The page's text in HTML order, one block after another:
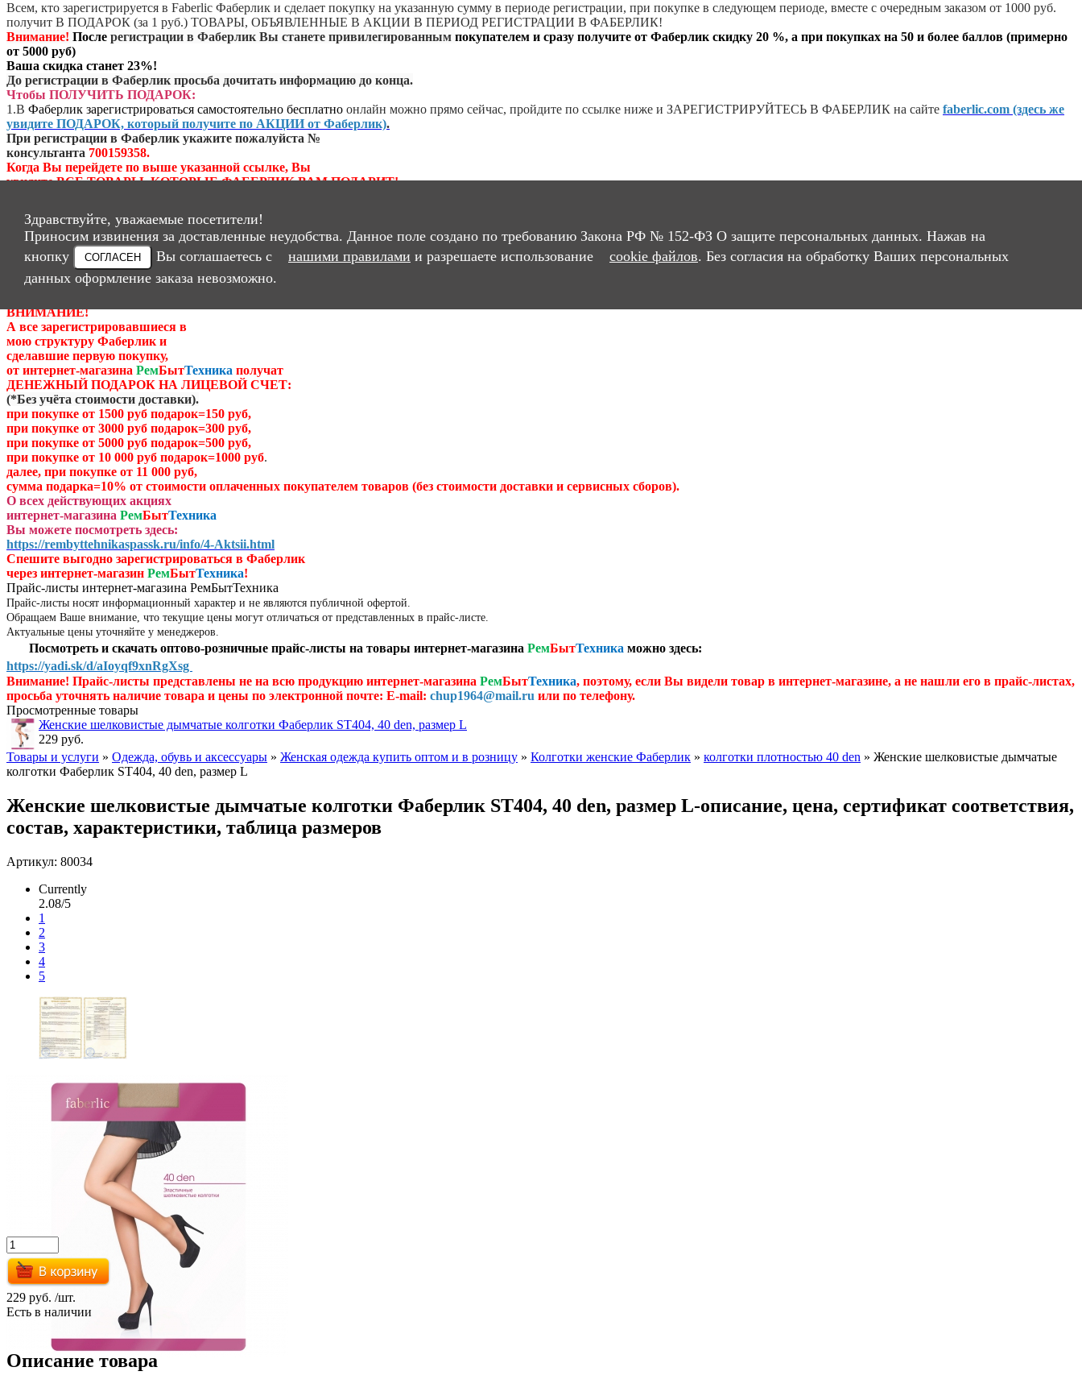
Всем, кто зарегистрируется в Faberlic Фаберлик и сделает покупку на указанную сумму в периоде регистрации, при покупке в следующем периоде, вместе с очередным заказом от 1000 руб.
получит В ПОДАРОК (за 1 руб.) ТОВАРЫ, ОБЪЯВЛЕННЫЕ В АКЦИИ В ПЕРИОД РЕГИСТРАЦИИ В ФАБЕРЛИК!
Внимание! После регистрации в Фаберлик Вы станете привилегированным покупателем и сразу получите от Фаберлик скидку 20 %, а при покупках на 50 и более баллов (примерно
от 5000 руб)
Ваша скидка станет 23%!
До регистрации в Фаберлик просьба дочитать информацию до конца.
Чтобы ПОЛУЧИТЬ ПОДАРОК:
1.В Фаберлик зарегистрироваться самостоятельно бесплатно онлайн можно прямо сейчас, пройдите по ссылке ниже и ЗАРЕГИСТРИРУЙТЕСЬ В ФАБЕРЛИК на сайте faberlic.com (здесь же
увидите ПОДАРОК, который получите по АКЦИИ от Фаберлик).
При регистрации в Фаберлик укажите пожалуйста №
консультанта 700159358.
Когда Вы перейдете по выше указанной ссылке, Вы
увидите ВСЕ ТОВАРЫ, КОТОРЫЕ ФАБЕРЛИК ВАМ ПОДАРИТ!
В течение указанного периода
на указанную сумму (в каждом периоде суммы разные) *. (
КАК ПРАВИЛО (но не всегда), ЕСЛИ СДЕЛАЕТЕ ПОКУПКУ
НА СУММУ ОТ 1000 РУБ В ТЕЧЕНИЕ 24 ЧАСОВ
С МОМЕНТА РЕГИСТРАЦИИ В ФАБЕРЛИК,
ФАБЕРЛИК ДАРИТ ДОПОЛНИТЕЛЬНЫЙ ПОДАРОК!
ВНИМАНИЕ!
А все зарегистрировавшиеся в
мою структуру Фаберлик и
сделавшие первую покупку,
от интернет-магазина РемБытТехника получат
ДЕНЕЖНЫЙ ПОДАРОК НА ЛИЦЕВОЙ СЧЕТ:
(*Без учёта стоимости доставки).
при покупке от 1500 руб подарок=150 руб,
при покупке от 3000 руб подарок=300 руб,
при покупке от 5000 руб подарок=500 руб,
при покупке от 10 000 руб подарок=1000 руб.
далее, при покупке от 11 000 руб,
сумма подарка=10% от стоимости оплаченных покупателем товаров (без стоимости доставки и сервисных сборов).
О всех действующих акциях
интернет-магазина РемБытТехника
Вы можете посмотреть здесь:
https://rembyttehnikaspassk.ru/info/4-Aktsii.html
Спешите выгодно зарегистрироваться в Фаберлик
через интернет-магазин РемБытТехника!
Прайс-листы интернет-магазина РемБытТехника
Прайс-листы носят информационный характер и не являются публичной офертой.
Обращаем Ваше внимание, что текущие цены могут отличаться от представленных в прайс-листе.
Актуальные цены уточняйте у менеджеров.
Посмотреть и скачать оптово-розничные прайс-листы на товары интернет-магазина РемБытТехника можно здесь:
https://yadi.sk/d/aIoyqf9xnRgXsg
Внимание! Прайс-листы представлены не на всю продукцию интернет-магазина РемБытТехника, поэтому, если Вы видели товар в интернет-магазине, а не нашли его в прайс-листах,
просьба уточнять наличие товара и цены по электронной почте: E-mail: chup1964@mail.ru или по телефону.
Просмотренные товары
Женские шелковистые дымчатые колготки Фаберлик ST404, 40 den, размер L
229 руб.
Товары и услуги » Одежда, обувь и аксессуары » Женская одежда купить оптом и в розницу » Колготки женские Фаберлик » колготки плотностью 40 den » Женские шелковистые дымчатые
колготки Фаберлик ST404, 40 den, размер L
Женские шелковистые дымчатые колготки Фаберлик ST404, 40 den, размер L-описание, цена, сертификат соответствия,
состав, характеристики, таблица размеров
Артикул: 80034
Currently
2.08/5
1
2
3
4
5
229 руб. /шт.
Есть в наличии
Описание товара
Здравствуйте, уважаемые посетители!
Приносим извинения за доставленные неудобства. Данное поле создано по требованию Закона РФ № 152-ФЗ О защите персональных данных. Нажав на
кнопку
СОГЛАСЕН Вы соглашаетесь с нашими правилами и разрешаете использование cookie файлов. Без согласия на обработку Ваших персональных
данных оформление заказа невозможно.